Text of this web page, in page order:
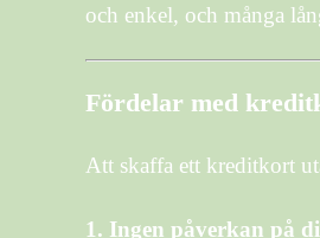
och enkel, och många
Fördelar med
Att skaffa ett kreditkort
1. Ingen påverkan på